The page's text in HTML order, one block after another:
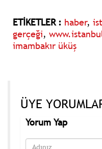
ETİKETLER : haber,
gerçeği,
imambakır üküş
ÜYE
Yorum Yap